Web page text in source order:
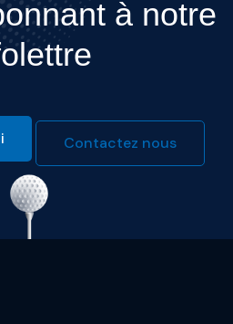
à notre
Contactez nous